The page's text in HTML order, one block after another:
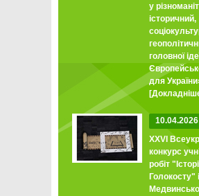
у
історичний,
головної
для
10.04.2026
XXVI
конкурс
робіт
Голокосту"